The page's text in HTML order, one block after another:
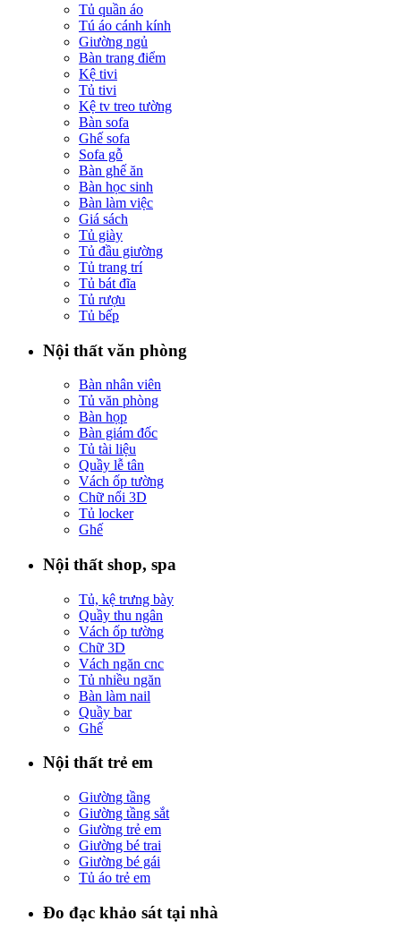
Tủ quần áo
Tú áo cánh kính
Giường ngủ
Bàn trang điểm
Kệ tivi
Tủ tivi
Kệ tv treo tường
Bàn sofa
Ghế sofa
Sofa gỗ
Bàn ghế ăn
Bàn học sinh
Bàn làm việc
Giá sách
Tủ giày
Tủ đầu giường
Tủ trang trí
Tủ bát đĩa
Tủ rượu
Tủ bếp
Nội thất văn phòng
Bàn nhân viên
Tủ văn phòng
Bàn họp
Bàn giám đốc
Tủ tài liệu
Quầy lễ tân
Vách ốp tường
Chữ nổi 3D
Tủ locker
Ghế
Nội thất shop, spa
Tủ, kệ trưng bày
Quầy thu ngân
Vách ốp tường
Chữ 3D
Vách ngăn cnc
Tủ nhiều ngăn
Bàn làm nail
Quầy bar
Ghế
Nội thất trẻ em
Giường tầng
Giường tầng sắt
Giường trẻ em
Giường bé trai
Giường bé gái
Tủ áo trẻ em
Đo đạc khảo sát tại nhà